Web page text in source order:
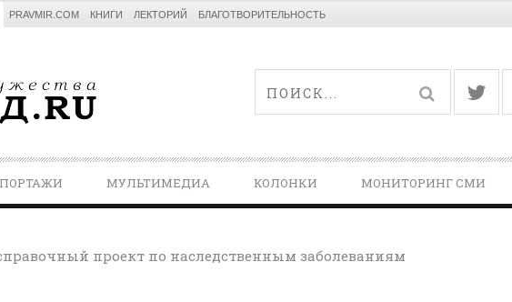
PRAVMIR.COM КНИГИ ЛЕКТОРИЙ БЛАГОТВОРИТЕЛЬНОСТЬ
МУЛЬТИМЕДИА КОЛОНКИ МОНИТОРИНГ СМИ
проект по наследственным заболеваниям